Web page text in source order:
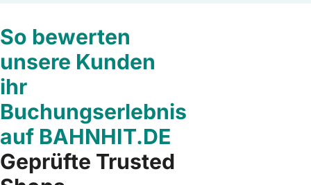
So bewerten
unsere Kunden
ihr
Buchungserlebnis
auf BAHNHIT.DE
Geprüfte Trusted